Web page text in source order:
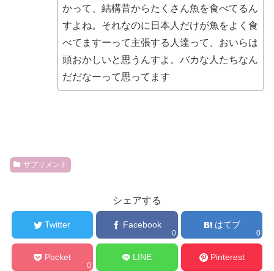
かって、結構昔からたくさん魚を食べてるん
すよね。それなのに日本人だけが魚をよく食
べてますーって主張する人達って、おいらは
頭おかしいと思うんすよ。バカな人たちなん
だだなーって思ってます
サプリメント
シェアする
Twitter Facebook
0
はてブ
0
Pocket
0
LINE Pinterest